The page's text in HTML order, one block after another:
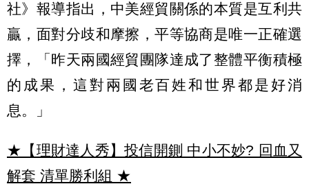
社》報導指出，中美經貿關係的本質是互利共
贏，面對分歧和摩擦，平等協商是唯一正確選
擇，「昨天兩國經貿團隊達成了整體平衡積極
的成果，這對兩國老百姓和世界都是好消
息。」
★【理財達人秀】投信開鍘 中小不妙? 回血又
解套 清單勝利組 ★